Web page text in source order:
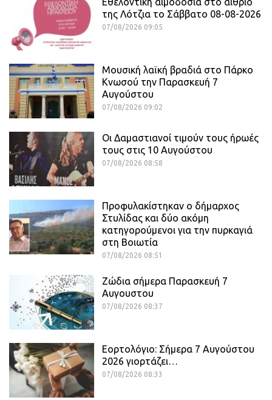
της Λότζια το Σάββατο 08-08-2026
07/08/2026 09:05
Μουσική λαϊκή βραδιά στο Πάρκο
Κνωσού την Παρασκευή 7
Αυγούστου
07/08/2026 09:02
Οι Δαμαστιανοί τιμούν τους ήρωές
τους στις 10 Αυγούστου
07/08/2026 08:58
Προφυλακίστηκαν ο δήμαρχος
Στυλίδας και δύο ακόμη
κατηγορούμενοι για την πυρκαγιά
στη Βοιωτία
07/08/2026 08:51
Ζώδια σήμερα Παρασκευή 7
Αυγουστου
07/08/2026 08:37
Εορτολόγιο: Σήμερα 7 Αυγούστου
2026 γιορτάζει…
07/08/2026 08:33